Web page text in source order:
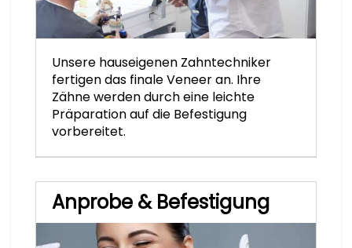
Unsere hauseigenen Zahntechniker
fertigen das finale Veneer an. Ihre
Zähne werden durch eine leichte
Präparation auf die Befestigung
vorbereitet.
Anprobe & Befestigung